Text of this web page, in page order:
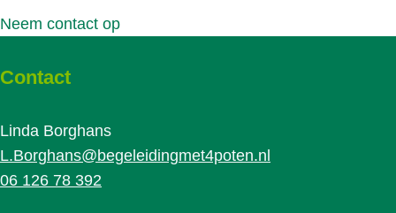
Neem contact op
Contact
Linda Borghans
L.Borghans@begeleidingmet4poten.nl
06 126 78 392